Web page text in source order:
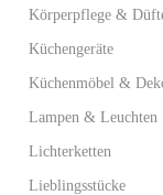
Körperpflege &
Küchengeräte
Küchenmöbel &
Lampen & Leuchten
Lichterketten
Lieblingsstücke